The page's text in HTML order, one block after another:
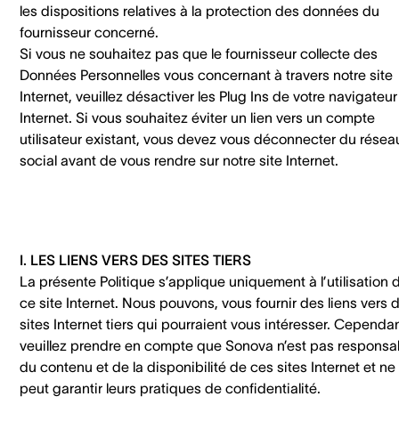
les dispositions relatives à la protection des données du
fournisseur concerné.
Si vous ne souhaitez pas que le fournisseur collecte des
Données Personnelles vous concernant à travers notre site
Internet, veuillez désactiver les Plug Ins de votre navigateur
Internet. Si vous souhaitez éviter un lien vers un compte
utilisateur existant, vous devez vous déconnecter du
social avant de vous rendre sur notre site Internet.
I. LES LIENS VERS DES SITES TIERS
La présente Politique s’applique uniquement à l’utilisation
ce site Internet. Nous pouvons, vous fournir des liens vers
sites Internet tiers qui pourraient vous intéresser.
veuillez prendre en compte que Sonova n’est pas
du contenu et de la disponibilité de ces sites Internet et ne
peut garantir leurs pratiques de confidentialité.